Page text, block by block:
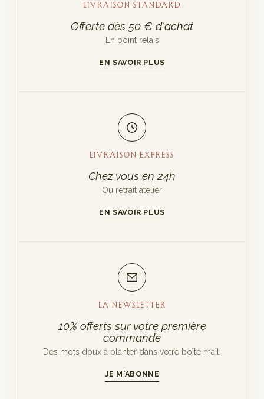
LIVRAISON STANDARD
Offerte dès 50 € d'achat
En point relais
EN SAVOIR PLUS
LIVRAISON EXPRESS
Chez vous en 24h
Ou retrait atelier
EN SAVOIR PLUS
LA NEWSLETTER
10% offerts sur votre première
commande
Des mots doux à planter dans votre boîte mail.
JE M'ABONNE